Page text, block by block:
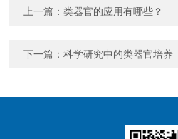
上一篇：类器官的应用有哪些？
下一篇：科学研究中的类器官培养